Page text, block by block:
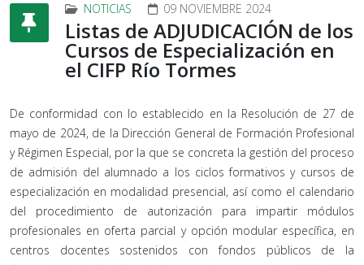
NOTICIAS 09 NOVIEMBRE 2024
Listas de ADJUDICACIÓN de los
Cursos de Especialización en
el CIFP Río Tormes
De conformidad con lo establecido en la Resolución de 27 de
mayo de 2024, de la Dirección General de Formación Profesional
y Régimen Especial, por la que se concreta la gestión del proceso
de admisión del alumnado a los ciclos formativos y cursos de
especialización en modalidad presencial, así como el calendario
del procedimiento de autorización para impartir módulos
profesionales en oferta parcial y opción modular específica, en
centros docentes sostenidos con fondos públicos de la